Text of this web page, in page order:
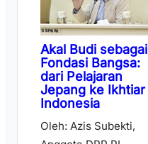
Akal Budi sebagai
Fondasi Bangsa:
dari Pelajaran
Jepang ke Ikhtiar
Indonesia
Oleh: Azis Subekti,